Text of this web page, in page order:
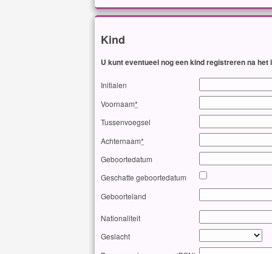
Kind
U kunt eventueel nog een kind registreren na
Initialen
Voornaam*
Tussenvoegsel
Achternaam*
Geboortedatum
Geschatte geboortedatum
Geboorteland
Nationaliteit
Geslacht